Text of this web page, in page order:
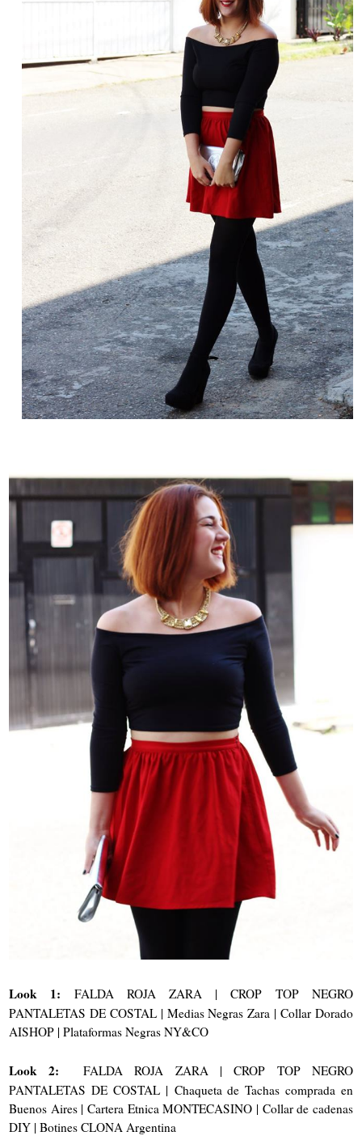
Look 1: FALDA ROJA ZARA | CROP TOP NEGRO
PANTALETAS DE COSTAL | Medias Negras Zara | Collar Dorado
AISHOP | Plataformas Negras NY&CO
Look 2:FALDA ROJA ZARA | CROP TOP NEGRO
PANTALETAS DE COSTAL | Chaqueta de Tachas comprada en
Buenos Aires | Cartera Etnica MONTECASINO | Collar de cadenas
DIY | Botines CLONA Argentina